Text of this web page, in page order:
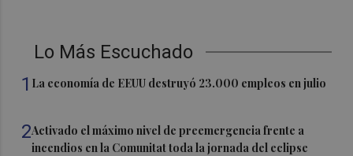
Lo Más Escuchado
1 La economía de EEUU destruyó 23.000 empleos en julio
2Activado el máximo nivel de preemergencia frente a
incendios en la Comunitat toda la jornada del eclipse